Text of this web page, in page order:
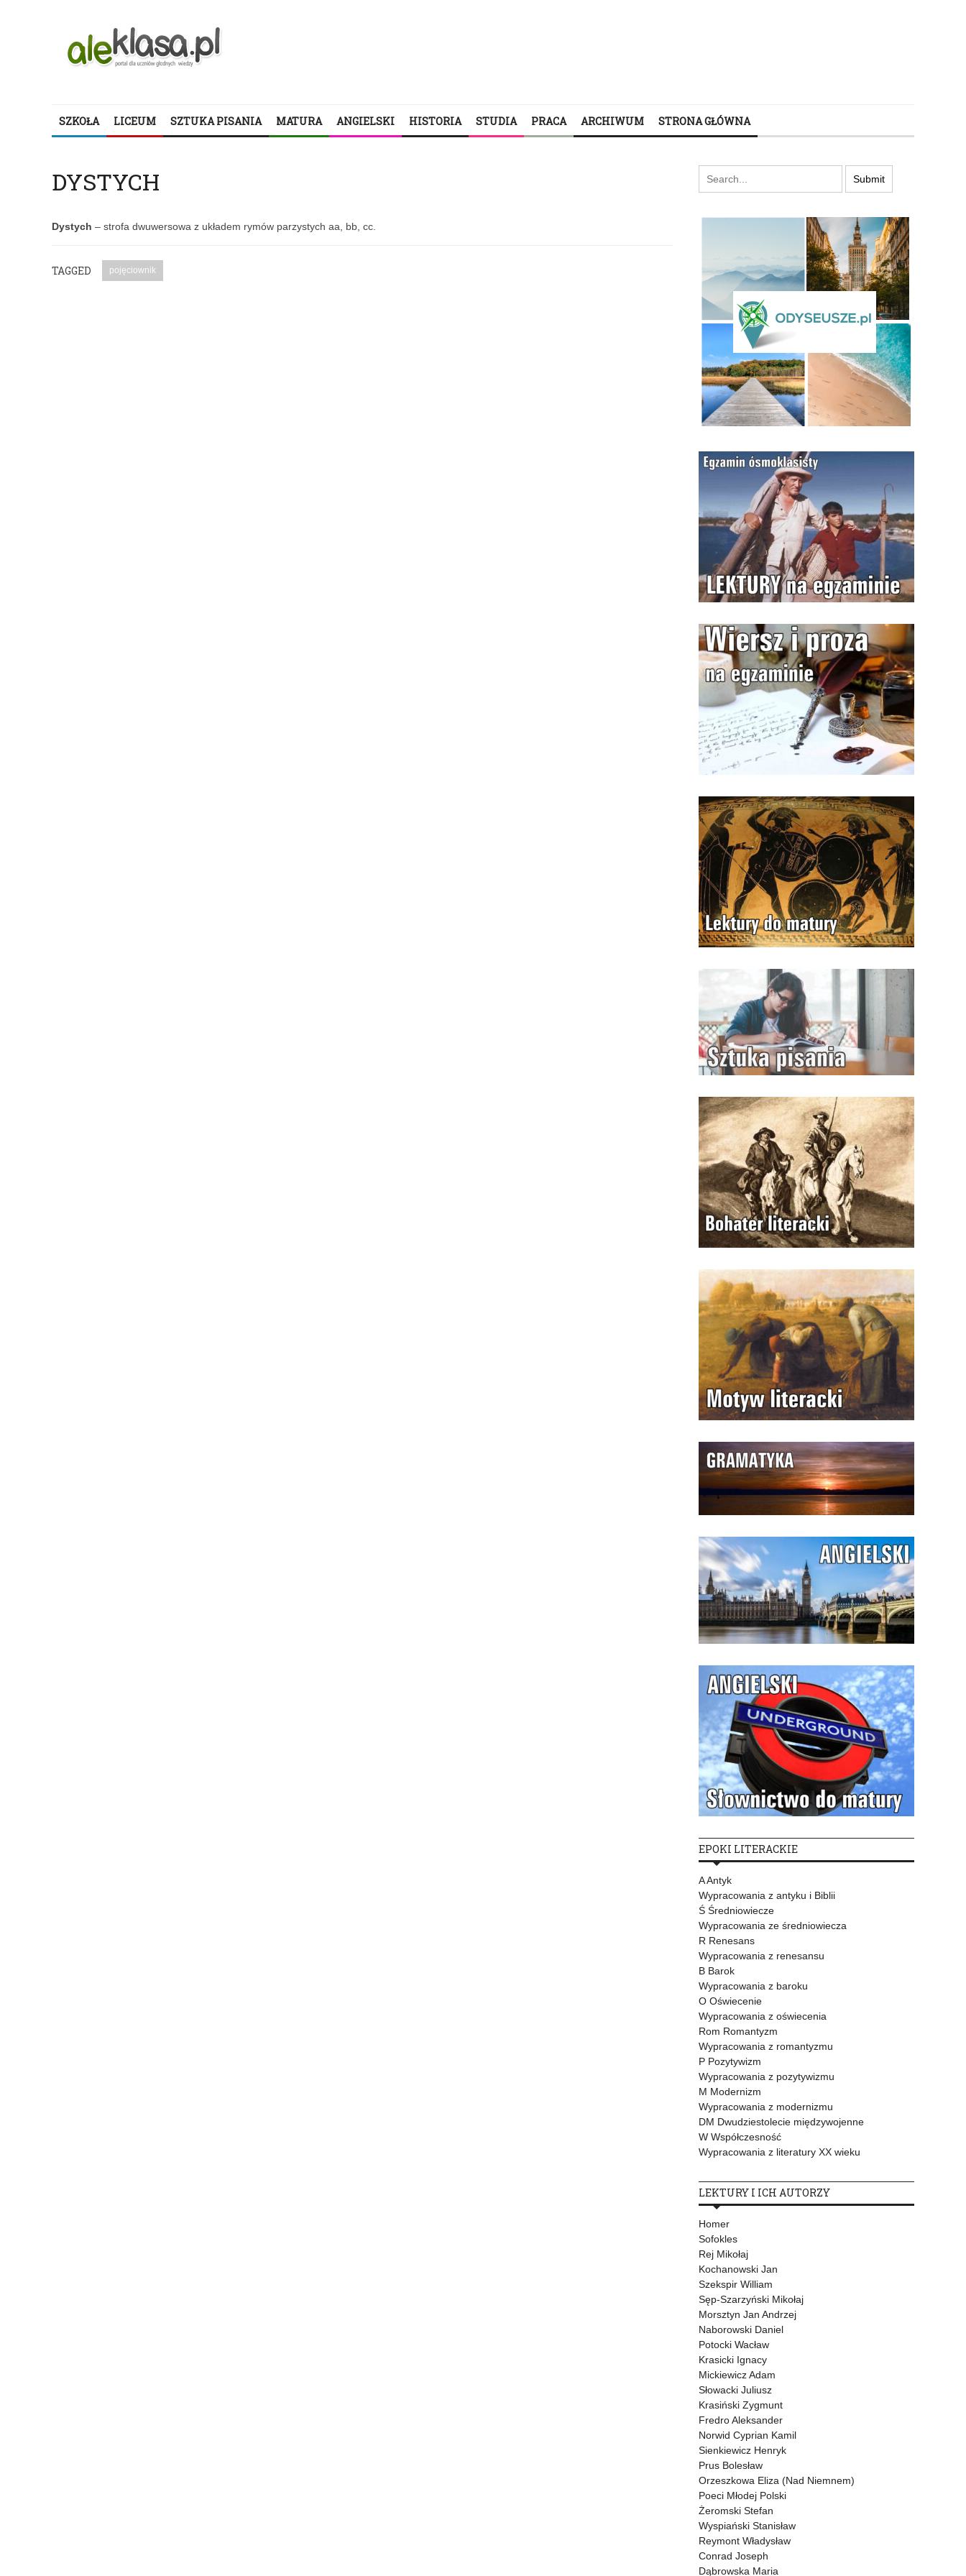
SZKOŁA LICEUM SZTUKA PISANIA MATURA ANGIELSKI HISTORIA STUDIA PRACA ARCHIWUM STRONA GŁÓWNA
DYSTYCH
Dystych – strofa dwuwersowa z układem rymów parzystych aa, bb, cc.
TAGGED pojęciownik
EPOKI LITERACKIE
A Antyk
Wypracowania z antyku i Biblii
Ś Średniowiecze
Wypracowania ze średniowiecza
R Renesans
Wypracowania z renesansu
B Barok
Wypracowania z baroku
O Oświecenie
Wypracowania z oświecenia
Rom Romantyzm
Wypracowania z romantyzmu
P Pozytywizm
Wypracowania z pozytywizmu
M Modernizm
Wypracowania z modernizmu
DM Dwudziestolecie międzywojenne
W Współczesność
Wypracowania z literatury XX wieku
LEKTURY I ICH AUTORZY
Homer
Sofokles
Rej Mikołaj
Kochanowski Jan
Szekspir William
Sęp-Szarzyński Mikołaj
Morsztyn Jan Andrzej
Naborowski Daniel
Potocki Wacław
Krasicki Ignacy
Mickiewicz Adam
Słowacki Juliusz
Krasiński Zygmunt
Fredro Aleksander
Norwid Cyprian Kamil
Sienkiewicz Henryk
Prus Bolesław
Orzeszkowa Eliza (Nad Niemnem)
Poeci Młodej Polski
Żeromski Stefan
Wyspiański Stanisław
Reymont Władysław
Conrad Joseph
Dąbrowska Maria